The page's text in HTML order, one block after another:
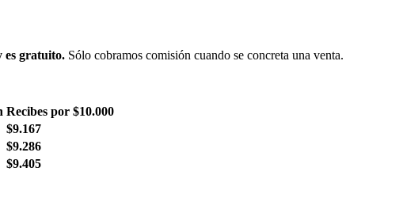
es gratuito. Sólo cobramos comisión cuando se concreta una venta.
Recibes por $10.000
$9.167
$9.286
$9.405